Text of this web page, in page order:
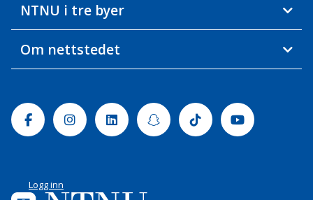
NTNU i tre byer
Om nettstedet
FacebookInstagramLinkedinSnapchatTiktok Youtube
Logg inn